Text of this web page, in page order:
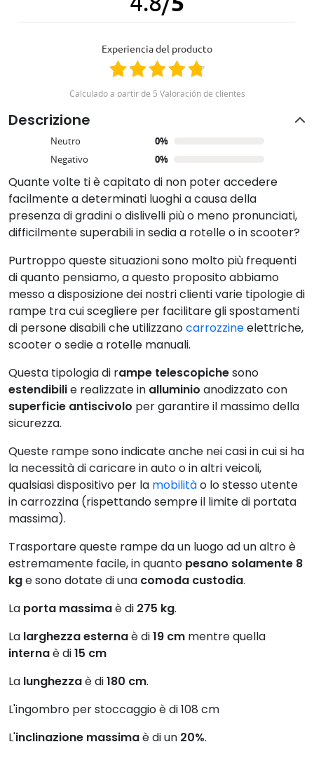
Experiencia del producto
Calculado a partir de 5 Valoración de clientes
Positivo
Neutro
0%
Negativo
0%
Case di cura
Ti informiamo senza impegno
Descrizione
CARATTERISTICHE
Quante volte ti è capitato di non poter accedere
facilmente a determinati luoghi a causa della
presenza di gradini o dislivelli più o meno pronunciati,
difficilmente superabili in sedia a rotelle o in scooter?
Purtroppo queste situazioni sono molto più frequenti
di quanto pensiamo, a questo proposito abbiamo
messo a disposizione dei nostri clienti varie tipologie di
rampe tra cui scegliere per facilitare gli spostamenti
di persone disabili che utilizzanocarrozzineelettriche,
scooter o sedie a rotelle manuali.
Questa tipologia di rampe telescopichesono
estendibilie realizzate in alluminio anodizzato con
superficie antiscivolo per garantire il massimo della
sicurezza.
Queste rampe sono indicate anche nei casi in cui si ha
la necessità di caricare in auto o in altri veicoli,
qualsiasi dispositivo per la mobilitào lo stesso utente
in carrozzina (rispettando sempre il limite di portata
massima).
Trasportare queste rampe da un luogo ad un altro è
estremamente facile, in quanto pesano solamente 8
kge sono dotate di una comoda custodia.
La porta massimaè di 275 kg.
La larghezza esternaè di19 cm mentre quella
internaè di15 cm
La lunghezzaè di180 cm.
L'ingombro per stoccaggio è di 108 cm
L'inclinazione massimaè di un 20%.